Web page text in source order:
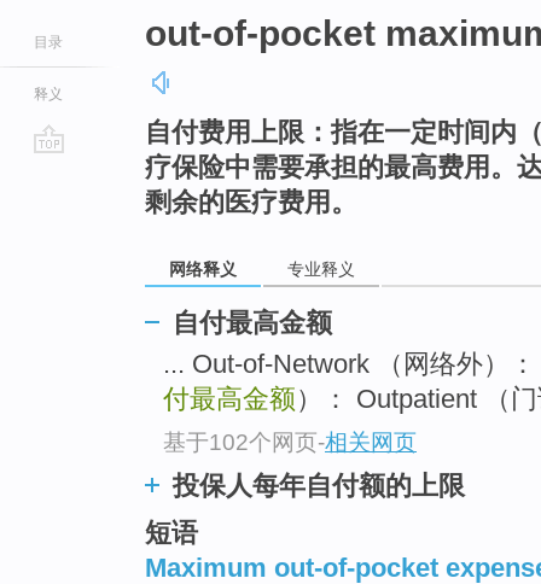
目录
释义
out-of-pocket
自付费用上限：指在一定时间内
疗保险中需要承担的最高费用。
剩余的医疗费用。
网络释义 专业释义
自付最高金额
... Out-of-Network （网络外）
付最高金额）： Outpatient （
基于102个网页-相关网页
投保人每年自付额的上限
短语
Maximum out-of-pocket